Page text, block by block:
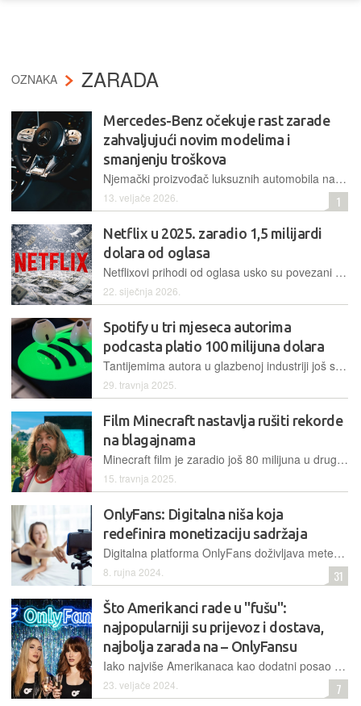
OZNAKA ZARADA
Mercedes-Benz očekuje rast zarade
zahvaljujući novim modelima i
smanjenju troškova
Njemački proizvođač luksuznih automobila najavljuje značajno poboljšanje zarade u tekućoj godini, unatoč tome što se prodaja i prihodi zadržavaju na razini iz 2025. godine
13. veljače 2026. 1
Netflix u 2025. zaradio 1,5 milijardi
dolara od oglasa
Netflixovi prihodi od oglasa usko su povezani s povećanjem broja korisnika njihovog jeftinijeg pretplatničkog paketa s oglasima koji je dostupan samo na određenim tržištima
22. siječnja 2026.
Spotify u tri mjeseca autorima
podcasta platio 100 milijuna dolara
Tantijemima autora u glazbenoj industriji još se nisu približili, ali vrlo brzo napreduju – kreatori koji svoje podcaste plasiraju na Spotify sve više zarađuju i na video formatima
29. travnja 2025.
Film Minecraft nastavlja rušiti rekorde
na blagajnama
Minecraft film je zaradio još 80 milijuna u drugom vikendu prikazivanja, a čini se da je sada dodatno potaknuta i prodaja videoigre
15. travnja 2025.
OnlyFans: Digitalna niša koja
redefinira monetizaciju sadržaja
Digitalna platforma OnlyFans doživljava meteorski uspon i postaje globalni fenomen. Generirani zavidni prihodi privlače nove kreatore, sadržaj odrasle nove fanove, a monetizacija donosi golemi profit tajnovitom vlasniku
8. rujna 2024. 31
Što Amerikanci rade u "fušu":
najpopularniji su prijevoz i dostava,
najbolja zarada na – OnlyFansu
Iako najviše Amerikanaca kao dodatni posao bira dostavu hrane i namirnica ili pak povremeni taksi prijevoz, najviše zarađuju oni koji vlastiti "škakljivi" sadržaj prodaju na platformi za odrasle
23. veljače 2024. 7